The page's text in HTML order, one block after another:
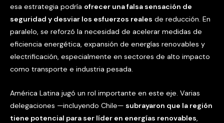
esa estrategia podría ofrecer una falsa sensación de
seguridad y desviar los esfuerzos reales de reducción. En
paralelo, se reforzó la necesidad de acelerar medidas de
eficiencia energética, expansión de energías renovables y
electrificación, especialmente en sectores de alto impacto
como transporte e industria pesada.
América Latina jugó un rol importante en este eje. Varias
delegaciones —incluyendo Chile— subrayaron que la región
tiene potencial para ser líder en energías renovables